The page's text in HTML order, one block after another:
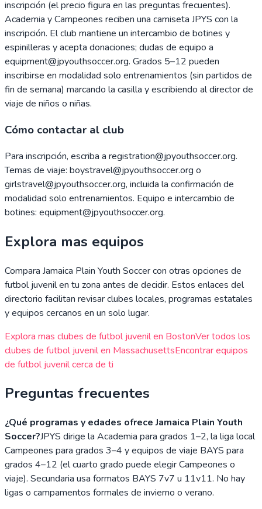
inscripción (el precio figura en las preguntas frecuentes).
Academia y Campeones reciben una camiseta JPYS con la
inscripción. El club mantiene un intercambio de botines y
espinilleras y acepta donaciones; dudas de equipo a
equipment@jpyouthsoccer.org. Grados 5–12 pueden
inscribirse en modalidad solo entrenamientos (sin partidos de
fin de semana) marcando la casilla y escribiendo al director de
viaje de niños o niñas.
Cómo contactar al club
Para inscripción, escriba a registration@jpyouthsoccer.org.
Temas de viaje: boystravel@jpyouthsoccer.org o
girlstravel@jpyouthsoccer.org, incluida la confirmación de
modalidad solo entrenamientos. Equipo e intercambio de
botines: equipment@jpyouthsoccer.org.
Explora mas equipos
Compara Jamaica Plain Youth Soccercon otras opciones de
futbol juvenil en tu zona antes de decidir. Estos enlaces del
directorio facilitan revisar clubes locales, programas estatales
y equipos cercanos en un solo lugar.
Explora mas clubes de futbol juvenil en BostonVer todos los
clubes de futbol juvenil en MassachusettsEncontrar equipos
de futbol juvenil cerca de ti
Preguntas frecuentes
¿Qué programas y edades ofrece Jamaica Plain Youth
Soccer?JPYS dirige la Academia para grados 1–2, la liga local
Campeones para grados 3–4 y equipos de viaje BAYS para
grados 4–12 (el cuarto grado puede elegir Campeones o
viaje). Secundaria usa formatos BAYS 7v7 u 11v11. No hay
ligas o campamentos formales de invierno o verano.